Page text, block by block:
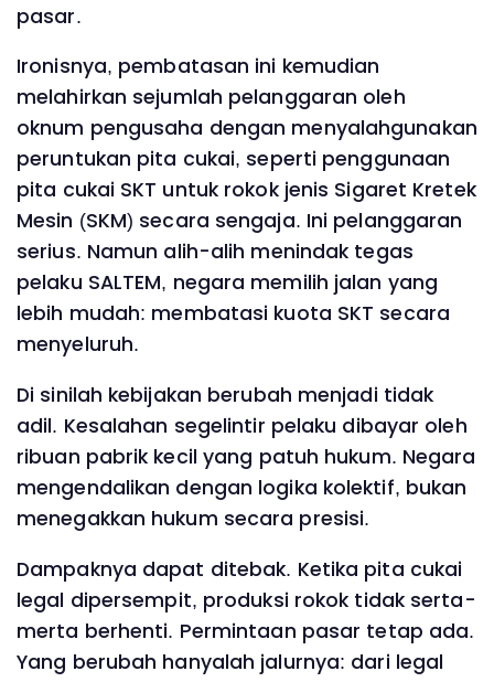
pasar.
Ironisnya, pembatasan ini kemudian
melahirkan sejumlah pelanggaran oleh
oknum pengusaha dengan menyalahgunakan
peruntukan pita cukai, seperti penggunaan
pita cukai SKT untuk rokok jenis Sigaret Kretek
Mesin (SKM) secara sengaja. Ini pelanggaran
serius. Namun alih-alih menindak tegas
pelaku SALTEM, negara memilih jalan yang
lebih mudah: membatasi kuota SKT secara
menyeluruh.
Di sinilah kebijakan berubah menjadi tidak
adil. Kesalahan segelintir pelaku dibayar oleh
ribuan pabrik kecil yang patuh hukum. Negara
mengendalikan dengan logika kolektif, bukan
menegakkan hukum secara presisi.
Dampaknya dapat ditebak. Ketika pita cukai
legal dipersempit, produksi rokok tidak serta-
merta berhenti. Permintaan pasar tetap ada.
Yang berubah hanyalah jalurnya: dari legal